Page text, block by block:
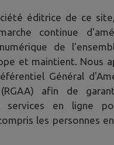
éditrice de ce
continue
de
et maintient. Nous
Général
(RGAA) afin de
services en ligne
les personnes